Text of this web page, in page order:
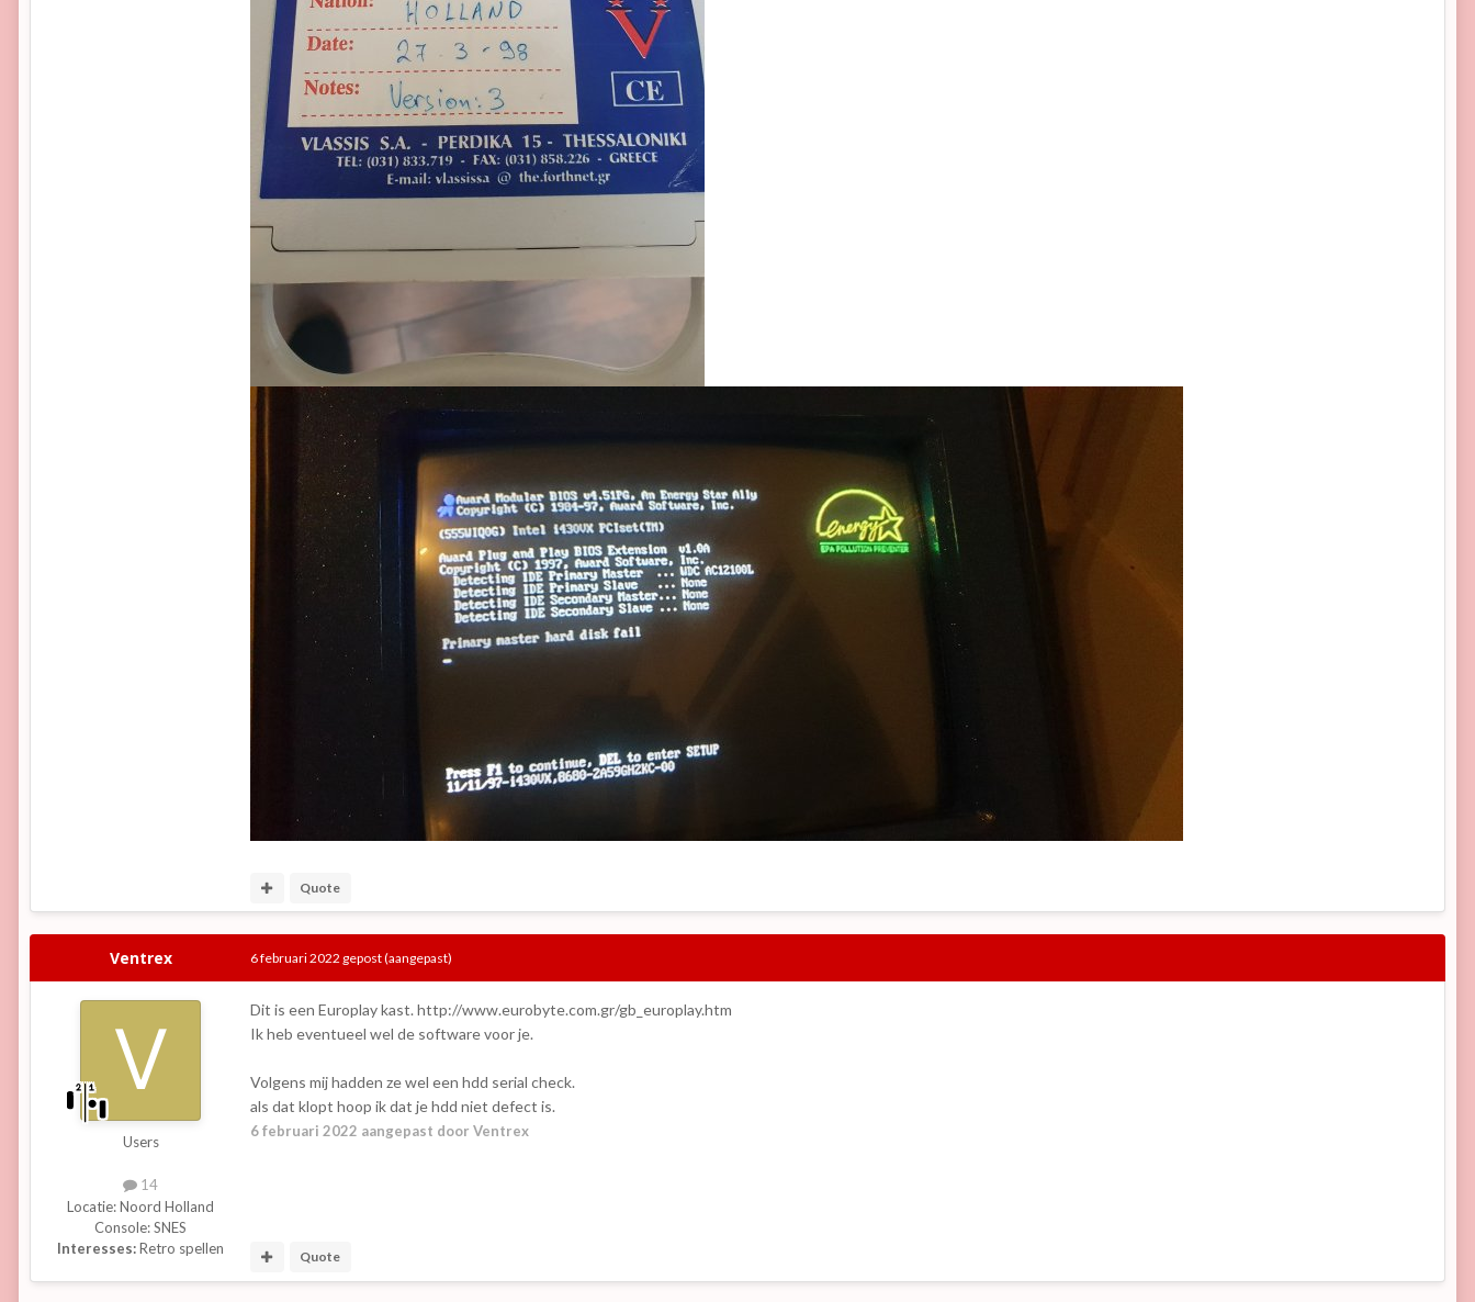
Quote
Ventrex
Users
14
Locatie:Noord Holland
Console:SNES
Interesses:Retro spellen
6 februari 2022 gepost(aangepast)
Dit is een Europlay kast. http://www.eurobyte.com.gr/gb_europlay.htm
Ik heb eventueel wel de software voor je.
Volgens mij hadden ze wel een hdd serial check.
als dat klopt hoop ik dat je hdd niet defect is.
6 februari 2022 aangepast door Ventrex
Quote